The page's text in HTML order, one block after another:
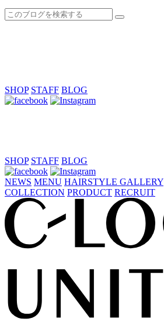
SHOP STAFF BLOG
SHOP STAFF BLOG
NEWS MENU HAIRSTYLE GALLERY
COLLECTION PRODUCT RECRUIT